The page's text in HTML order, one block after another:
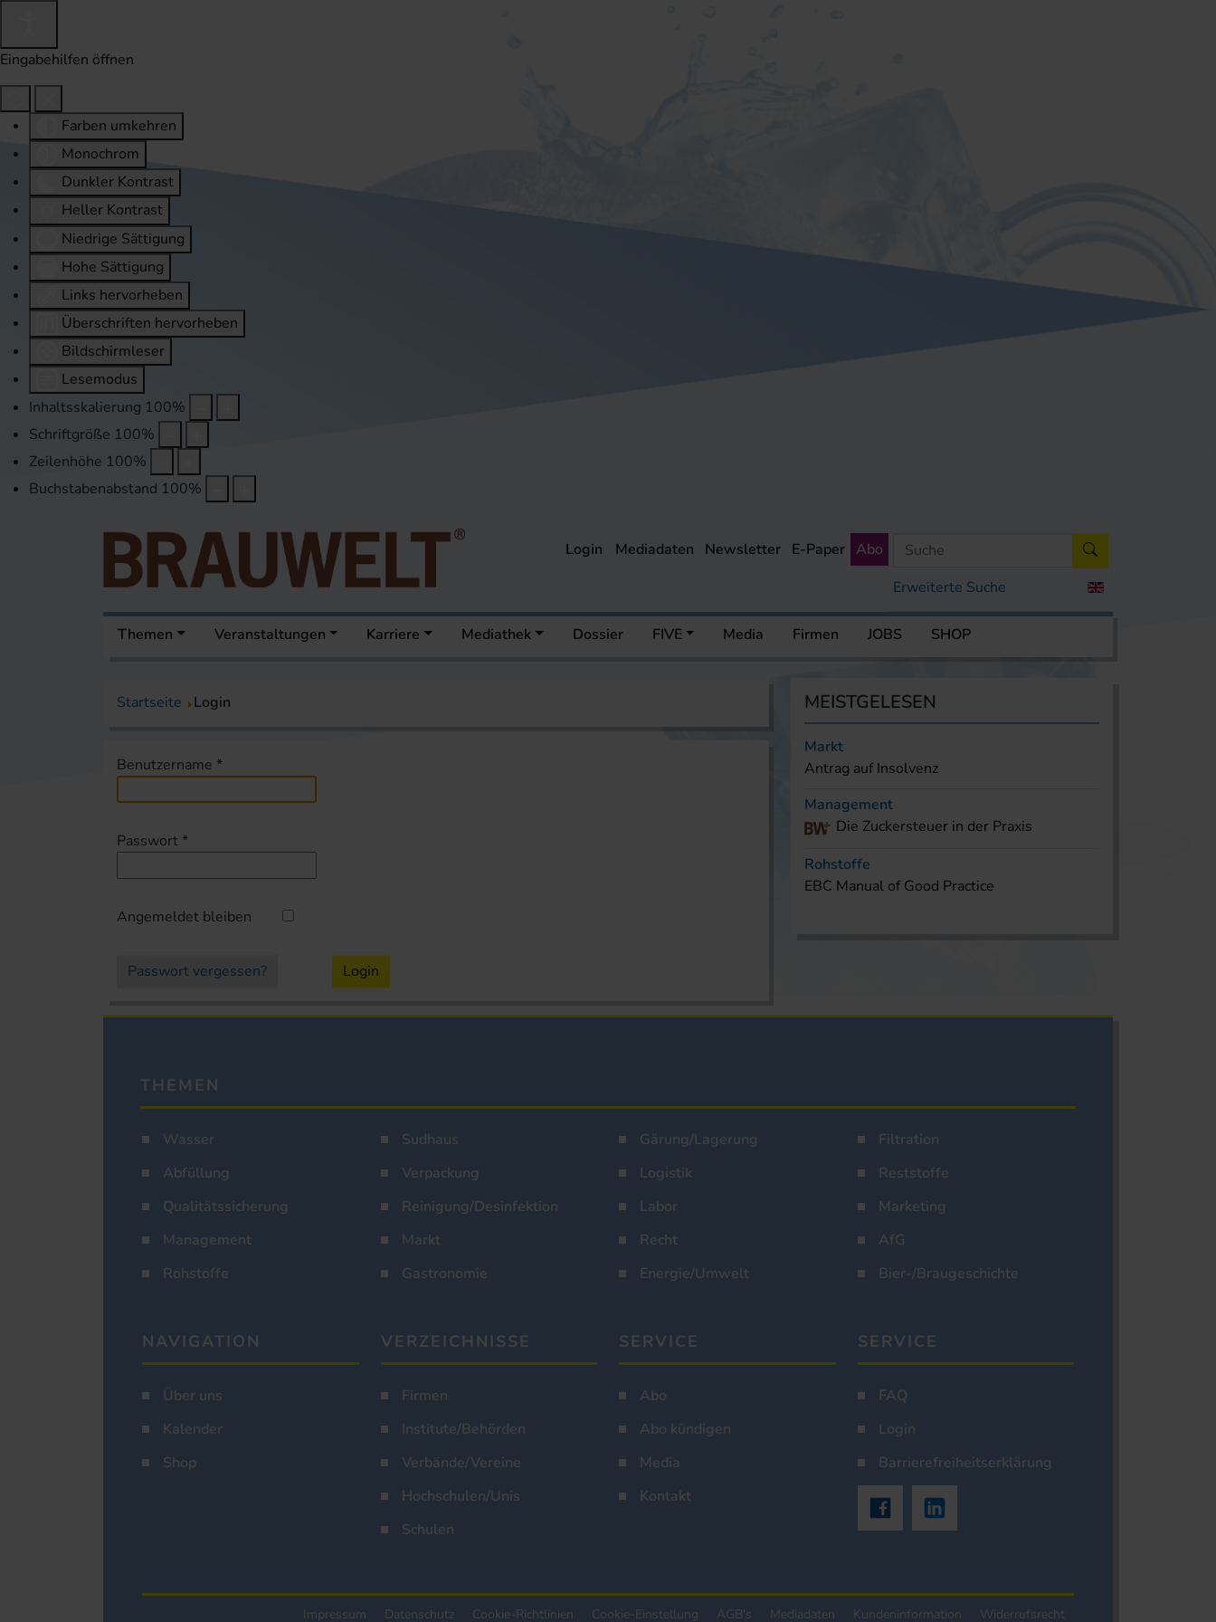
Eingabehilfen öffnen
Farben umkehren
Monochrom
Dunkler Kontrast
Heller Kontrast
Niedrige Sättigung
Hohe Sättigung
Links hervorheben
Überschriften hervorheben
Bildschirmleser
Lesemodus
Inhaltsskalierung 100%
Schriftgröße 100%
Zeilenhöhe 100%
Buchstabenabstand 100%
Erweiterte Suche
Login Mediadaten Newsletter E-Paper Abo
Themen Veranstaltungen Karriere Mediathek Dossier FIVE Media Firmen JOBS SHOP
Startseite Login
Benutzername *
Passwort *
Angemeldet bleiben
Passwort vergessen? Login
MEISTGELESEN
Markt
Antrag auf Insolvenz
Management
Die Zuckersteuer in der Praxis
Rohstoffe
EBC Manual of Good Practice
THEMEN
Wasser Sudhaus Gärung/Lagerung
Filtration
Abfüllung
Verpackung Logistik
Reststoffe
Qualitätssicherung
Reinigung/Desinfektion Labor
Marketing
Management
Markt Recht
AfG
Rohstoffe
Gastronomie Energie/Umwelt Bier-/Braugeschichte
NAVIGATION
Über uns
Kalender
Shop
VERZEICHNISSE
Firmen
Institute/Behörden
Verbände/Vereine
Hochschulen/Unis
Schulen
SERVICE
Abo
Abo kündigen
Media
Kontakt
SERVICE
FAQ
Login
Barrierefreiheitserklärung
Impressum Datenschutz Cookie-Richtlinien Cookie-Einstellung AGB's Mediadaten Kundeninformation Widerrufsrecht